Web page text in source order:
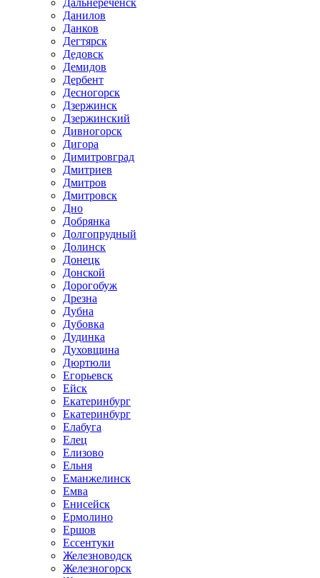
Дальнереченск
Данилов
Данков
Дегтярск
Дедовск
Демидов
Дербент
Десногорск
Дзержинск
Дзержинский
Дивногорск
Дигора
Димитровград
Дмитриев
Дмитров
Дмитровск
Дно
Добрянка
Долгопрудный
Долинск
Донецк
Донской
Дорогобуж
Дрезна
Дубна
Дубовка
Дудинка
Духовщина
Дюртюли
Егорьевск
Ейск
Екатеринбург
Екатеринбург
Елабуга
Елец
Елизово
Ельня
Еманжелинск
Емва
Енисейск
Ермолино
Ершов
Ессентуки
Железноводск
Железногорск